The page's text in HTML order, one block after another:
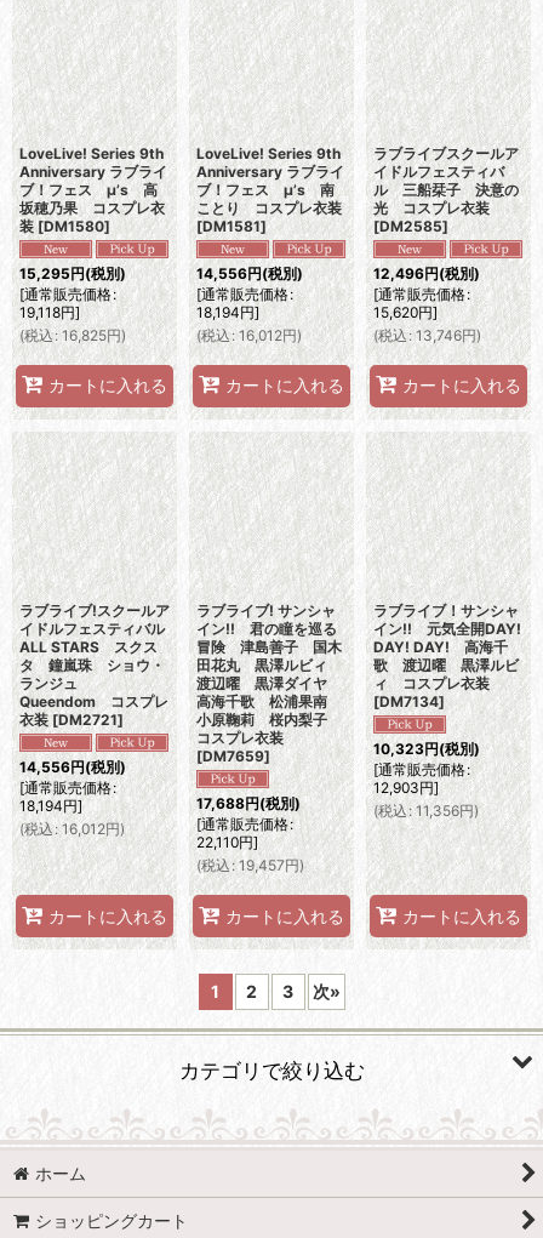
LoveLive! Series 9th
Anniversary ラブライ
ブ！フェス μ’s 高
坂穂乃果 コスプレ衣
装 [DM1580]
15,295円(税別)
[通常販売価格:
19,118円]
(税込: 16,825円)
カートに入れる
LoveLive! Series 9th
Anniversary ラブライ
ブ！フェス μ’s 南
ことり コスプレ衣装
[DM1581]
14,556円(税別)
[通常販売価格:
18,194円]
(税込: 16,012円)
カートに入れる
ラブライブスクールア
イドルフェスティバ
ル 三船栞子 決意の
光 コスプレ衣装
[DM2585]
12,496円(税別)
[通常販売価格:
15,620円]
(税込: 13,746円)
カートに入れる
ラブライブ!スクールア
イドルフェスティバル
ALL STARS スクス
タ 鐘嵐珠 ショウ・
ランジュ
Queendom コスプレ
衣装 [DM2721]
14,556円(税別)
[通常販売価格:
18,194円]
(税込: 16,012円)
カートに入れる
ラブライブ! サンシャ
イン!! 君の瞳を巡る
冒険 津島善子 国木
田花丸 黒澤ルビィ
渡辺曜 黒澤ダイヤ
高海千歌 松浦果南
小原鞠莉 桜内梨子
コスプレ衣装
[DM7659]
17,688円(税別)
[通常販売価格:
22,110円]
(税込 : 19,457円)
カートに入れる
ラブライブ！サンシャ
イン!! 元気全開DAY!
DAY! DAY! 高海千
歌 渡辺曜 黒澤ルビ
ィ コスプレ衣装
[DM7134]
10,323円(税別)
[通常販売価格:
12,903円]
(税込: 11,356円)
カートに入れる
1 2 3 次»
カテゴリで絞り込む
コスプレ衣装 ら行 (全商品)
ラブライブ! School idol project
ホーム
ショッピングカート